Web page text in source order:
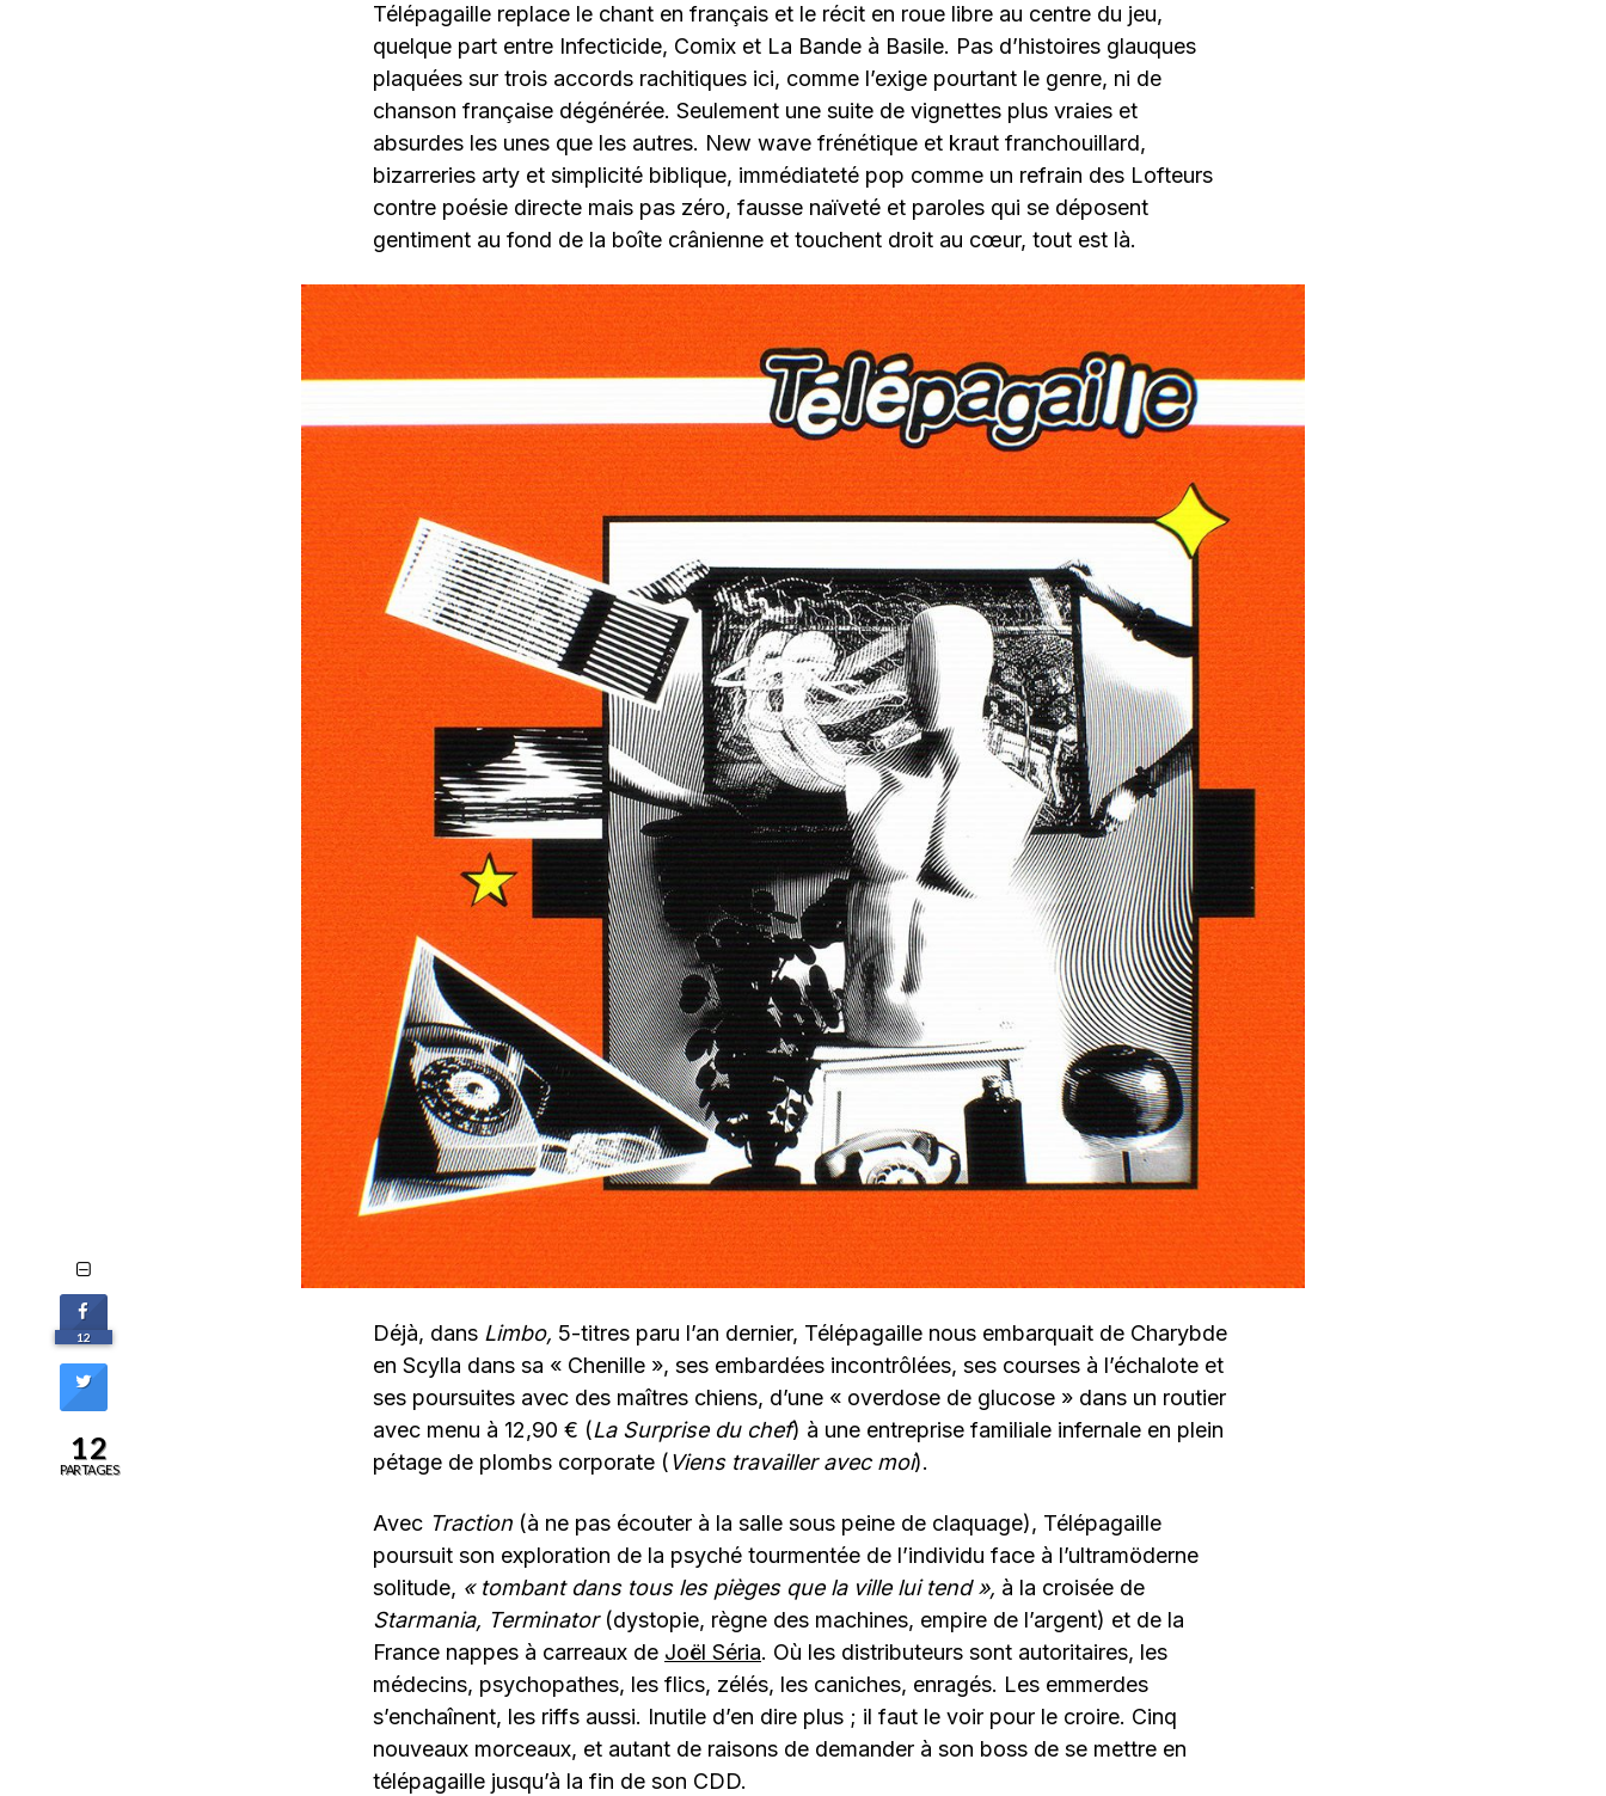
Télépagaille replace le chant en français et le récit en roue libre au centre du jeu,
quelque part entre Infecticide, Comix et La Bande à Basile. Pas d’histoires glauques
plaquées sur trois accords rachitiques ici, comme l’exige pourtant le genre, ni de
chanson française dégénérée. Seulement une suite de vignettes plus vraies et
absurdes les unes que les autres. New wave frénétique et kraut franchouillard,
bizarreries arty et simplicité biblique, immédiateté pop comme un refrain des Lofteurs
contre poésie directe mais pas zéro, fausse naïveté et paroles qui se déposent
gentiment au fond de la boîte crânienne et touchent droit au cœur, tout est là.
Déjà, dans Limbo, 5-titres paru l’an dernier, Télépagaille nous embarquait de Charybde
en Scylla dans sa « Chenille », ses embardées incontrôlées, ses courses à l’échalote et
ses poursuites avec des maîtres chiens, d’une « overdose de glucose » dans un routier
avec menu à 12,90 € (La Surprise du chef) à une entreprise familiale infernale en plein
pétage de plombs corporate (Viens travailler avec moi).
Avec Traction (à ne pas écouter à la salle sous peine de claquage), Télépagaille
poursuit son exploration de la psyché tourmentée de l’individu face à l’ultramöderne
solitude, « tombant dans tous les pièges que la ville lui tend », à la croisée de
Starmania, Terminator(dystopie, règne des machines, empire de l’argent) et de la
France nappes à carreaux de Joël Séria. Où les distributeurs sont autoritaires, les
médecins, psychopathes, les flics, zélés, les caniches, enragés. Les emmerdes
s’enchaînent, les riffs aussi. Inutile d’en dire plus ; il faut le voir pour le croire. Cinq
nouveaux morceaux, et autant de raisons de demander à son boss de se mettre en
télépagaille jusqu’à la fin de son CDD.
12
12
PARTAGES